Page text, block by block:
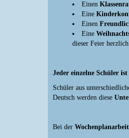
Einen
Eine
Einen
Eine
dieser Feier
Jeder einzelne Schüler
Schüler aus
Deutsch werden diese
Bei der Wochenplanarbeit